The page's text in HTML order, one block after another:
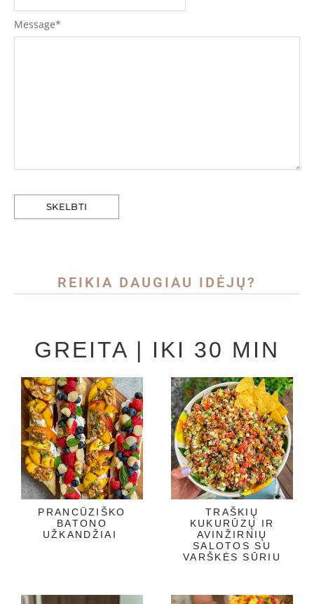
Message*
REIKIA DAUGIAU IDĖJŲ?
GREITA | IKI 30 MIN
PRANCŪZIŠKO
BATONO
UŽKANDŽIAI
TRAŠKIŲ
KUKURŪZŲ IR
AVINŽIRNIŲ
SALOTOS SU
VARŠKĖS SŪRIU